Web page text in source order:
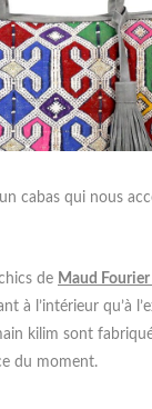
cabas qui nous
de Maud
à l’intérieur qu’à
kilim sont
du moment.